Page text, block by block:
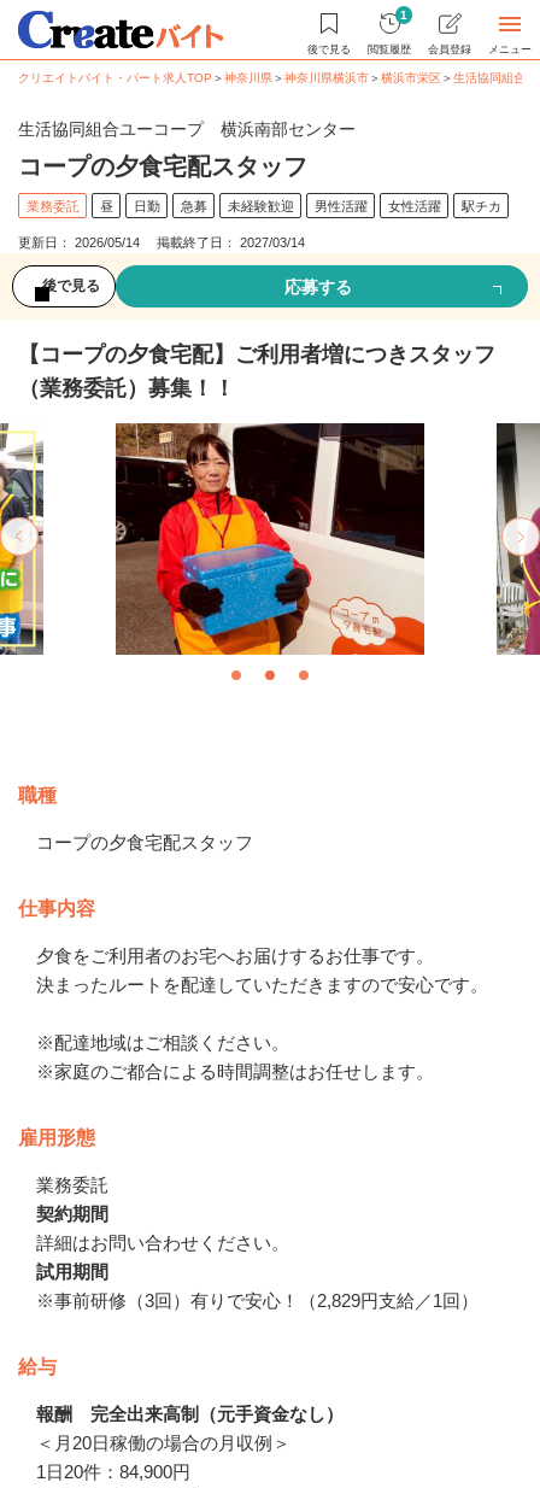
後で見る
1
閲覧履歴 会員登録 メニュー
クリエイトバイト・パート求人TOP ＞神奈川県＞神奈川県横浜市＞横浜市栄区＞生活協同組合
生活協同組合ユーコープ 横浜南部センター
コープの夕食宅配スタッフ
業務委託 昼 日勤 急募 未経験歓迎 男性活躍 女性活躍 駅チカ
更新日： 2026/05/14 掲載終了日： 2027/03/14
後で見る 応募する
【コープの夕食宅配】ご利用者増につきスタッフ
（業務委託）募集！！
職種
コープの夕食宅配スタッフ
仕事内容
夕食をご利用者のお宅へお届けするお仕事です。
決まったルートを配達していただきますので安心です。
※配達地域はご相談ください。
※家庭のご都合による時間調整はお任せします。
雇用形態
業務委託
契約期間
詳細はお問い合わせください。
試用期間
※事前研修（3回）有りで安心！（2,829円支給／1回）
給与
報酬 完全出来高制（元手資金なし）
＜月20日稼働の場合の月収例＞
1日20件：84,900円